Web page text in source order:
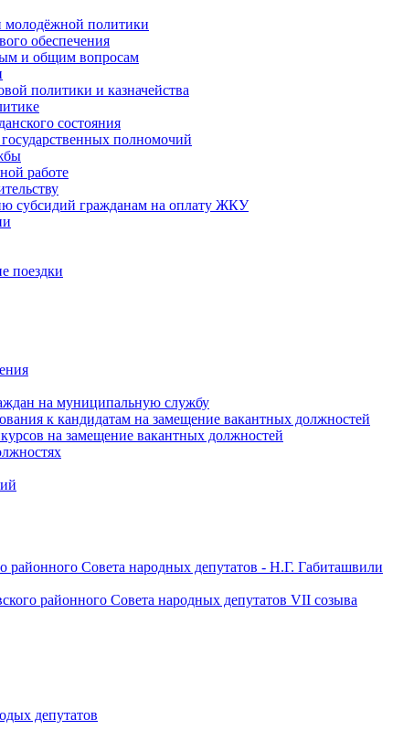
молодёжной политики
обеспечения
и общим вопросам
политики и казначейства
состояния
полномочий
работе
субсидий гражданам на оплату ЖКУ
поездки
на муниципальную службу
к кандидатам на замещение вакантных должностей
на замещение вакантных должностей
районного Совета народных депутатов - Н.Г. Габиташвили
районного Совета народных депутатов VII созыва
депутатов